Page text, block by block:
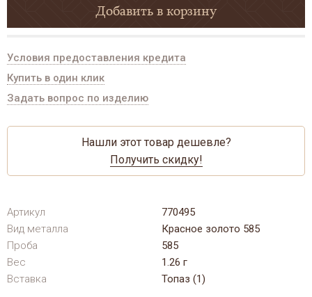
Добавить в корзину
Условия предоставления кредита
Купить в один клик
Задать вопрос по изделию
Нашли этот товар дешевле?
Получить скидку!
Артикул
770495
Вид металла
Красное золото 585
Проба
585
Вес
1.26 г
Вставка
Топаз (1)